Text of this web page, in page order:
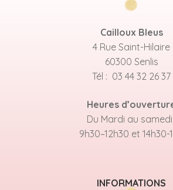
Cailloux Bleus
4 Rue Saint-Hilaire
60300 Senlis
Tél : 03 44 32 26 37
Heures
Du Mardi au samedi
9h30–12h30 et 14h30-
INFORMATIONS